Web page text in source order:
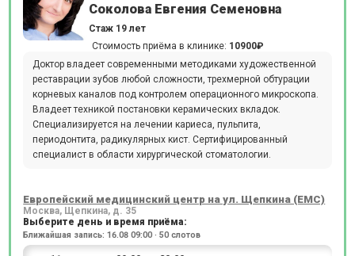
Соколова Евгения Семеновна
Стаж 19 лет
Стоимость приёма в клинике: 10900₽
Доктор владеет современными методиками художественной
реставрации зубов любой сложности, трехмерной обтурации
корневых каналов под контролем операционного микроскопа.
Владеет техникой постановки керамических вкладок.
Специализируется на лечении кариеса, пульпита,
периодонтита, радикулярных кист. Сертифицированный
специалист в области хирургической стоматологии.
Европейский медицинский центр на ул. Щепкина (ЕМС)
Москва, Щепкина, д. 35
Выберите день и время приёма:
Ближайшая запись: 16.08 09:00 · 50 слотов